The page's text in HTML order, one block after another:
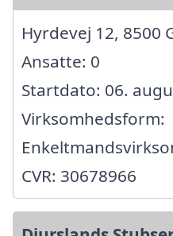
Hyrdevej 12, 8500
Ansatte: 0
Startdato: 06.
Virksomhedsform:
CVR: 30678966